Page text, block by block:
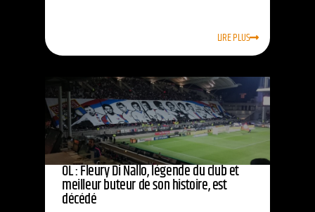
LIRE PLUS
OL : Fleury Di Nallo, légende du club et
meilleur buteur de son histoire, est
décédé